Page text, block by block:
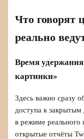
Что говорят
реально
Время
картинки»
Здесь важно сразу
доступа к
в режиме
открытые отчёты